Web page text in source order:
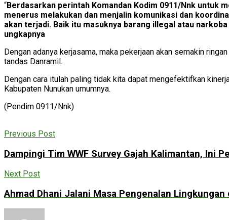
“Berdasarkan perintah Komandan Kodim 0911/Nnk untuk
menerus melakukan dan menjalin komunikasi dan
akan terjadi. Baik itu masuknya barang illegal atau
ungkapnya
Dengan adanya kerjasama, maka pekerjaan akan semakin
tandas Danramil.
Dengan cara itulah paling tidak kita dapat mengefektifkan
Kabupaten Nunukan umumnya.
(Pendim 0911/Nnk)
Previous Post
Dampingi Tim WWF Survey Gajah Kalimantan, Ini
Next Post
Ahmad Dhani Jalani Masa Pengenalan Lingkungan